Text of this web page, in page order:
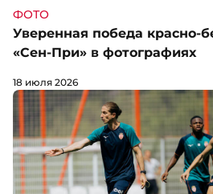
ФОТО
Уверенная победа красно-
«Сен-При» в фотографиях
18 июля 2026